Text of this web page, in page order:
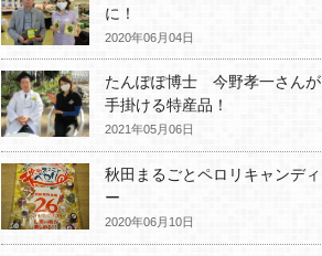
に！
2020年06月04日
たんぽぽ博士 今野孝一さんが
手掛ける特産品！
2021年05月06日
秋田まるごとペロリキャンディ
ー
2020年06月10日